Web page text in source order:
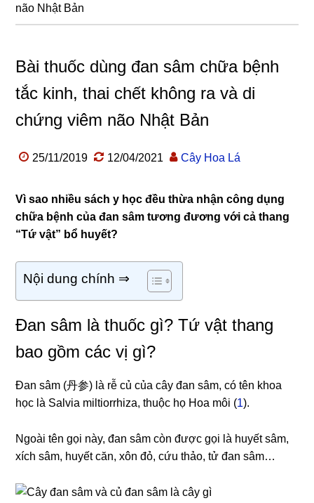
não Nhật Bản
Bài thuốc dùng đan sâm chữa bệnh
tắc kinh, thai chết không ra và di
chứng viêm não Nhật Bản
25/11/2019 12/04/2021 Cây Hoa Lá
Vì sao nhiều sách y học đều thừa nhận công dụng
chữa bệnh của đan sâm tương đương với cả thang
“Tứ vật” bổ huyết?
Nội dung chính ⇒
Đan sâm là thuốc gì? Tứ vật thang
bao gồm các vị gì?
Đan sâm (丹参) là rễ củ của cây đan sâm, có tên khoa
học là Salvia miltiorrhiza, thuộc họ Hoa môi (1).
Ngoài tên gọi này, đan sâm còn được gọi là huyết sâm,
xích sâm, huyết căn, xôn đỏ, cứu thảo, tử đan sâm…